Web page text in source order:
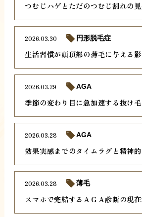
つむじハゲとただのつむじ割れの
生活習慣が頭頂部の薄毛に与える
2026.03.30 円形脱毛症
季節の変わり目に急加速する抜け毛
2026.03.29 AGA
効果実感までのタイムラグと精神
2026.03.28 AGA
スマホで完結するＡＧＡ診断の現
2026.03.28 薄毛